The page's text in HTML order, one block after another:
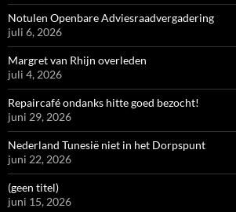
Notulen Openbare Adviesraadvergadering
juli 6, 2026
Margret van Rhijn overleden
juli 4, 2026
Repaircafé ondanks hitte goed bezocht!
juni 29, 2026
Nederland Tunesië niet in het Dorpspunt
juni 22, 2026
(geen titel)
juni 15, 2026